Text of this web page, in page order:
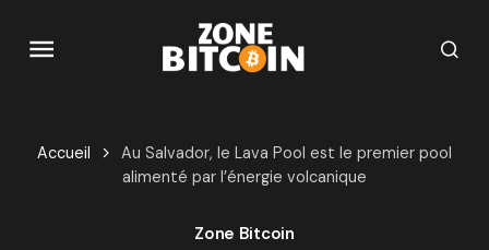
Accueil
Au Salvador, le Lava Pool est le premier pool
alimenté par l’énergie volcanique
Zone Bitcoin